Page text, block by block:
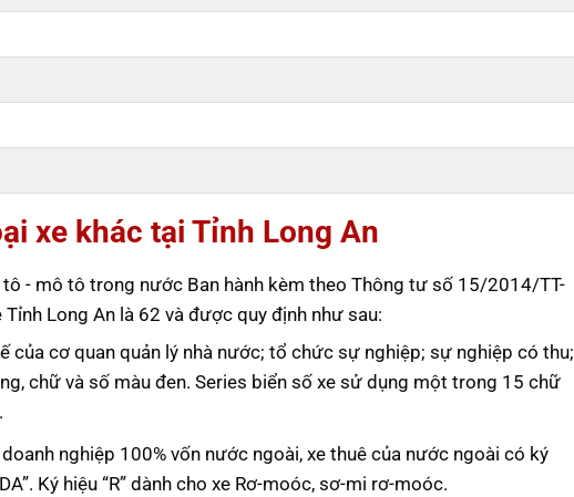
xe khác tại Tỉnh Long An
tô - mô tô trong nước Ban hành kèm theo Thông tư số 15/2014/TT-
Long An là 62 và được quy định như sau:
của cơ quan quản lý nhà nước; tổ chức sự nghiệp; sự nghiệp có thu;
chữ và số màu đen. Series biển số xe sử dụng một trong 15 chữ
nghiệp 100% vốn nước ngoài, xe thuê của nước ngoài có ký
Ký hiệu “R” dành cho xe Rơ-moóc, sơ-mi rơ-moóc.